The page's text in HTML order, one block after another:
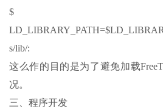
$
s/lib/:
这么作的目的是为了避免加载
况。
三、程序开发